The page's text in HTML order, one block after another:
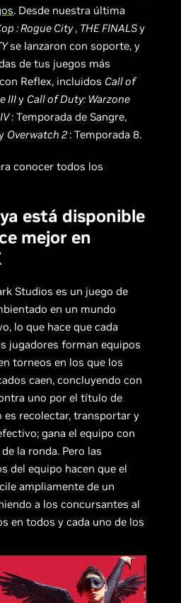
. Desde nuestra última
: Rogue City, THE FINALSy
se lanzaron con soporte, y
de tus juegos más
Reflex, incluidos Call of
IIIy Call of Duty: Warzone
: Temporada de Sangre,
Overwatch 2 : Temporada 8.
conocer todos los
está disponible
mejor en
Studios es un juego de
en un mundo
lo que hace que cada
jugadores forman equipos
torneos en los que los
caen, concluyendo con
uno por el título de
es recolectar, transportar y
gana el equipo con
la ronda. Pero las
del equipo hacen que el
ampliamente de un
a los concursantes al
en todos y cada uno de los